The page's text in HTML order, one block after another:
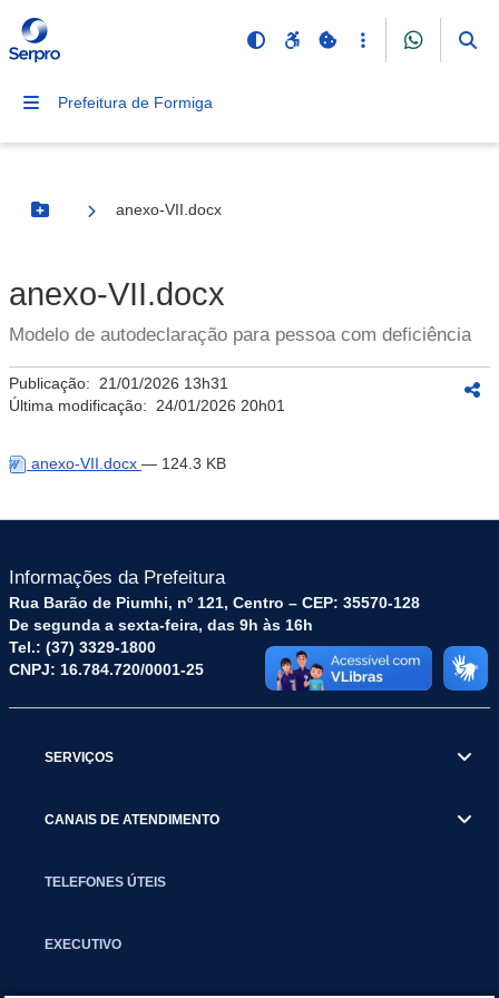
Prefeitura de Formiga
Botão Menu
anexo-VII.docx
anexo-VII.docx
Modelo de autodeclaração para pessoa com deficiência
Publicação: 21/01/2026 13h31
Última modificação: 24/01/2026 20h01
anexo-VII.docx — 124.3 KB
Informações da Prefeitura
Rua Barão de Piumhi, nº 121, Centro – CEP: 35570-128
De segunda a sexta-feira, das 9h às 16h
Tel.: (37) 3329-1800
CNPJ: 16.784.720/0001-25
SERVIÇOS
CANAIS DE ATENDIMENTO
TELEFONES ÚTEIS
EXECUTIVO